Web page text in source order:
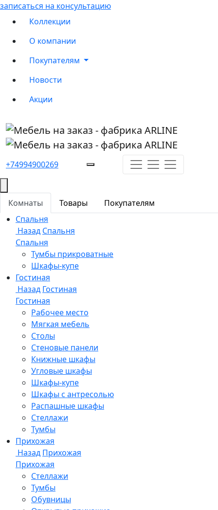
записаться на консультацию
Коллекции
О компании
Покупателям
Новости
Акции
+74994900269